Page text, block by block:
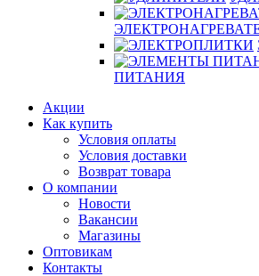
ПИТАНИЯ
Акции
Как купить
Условия оплаты
Условия доставки
Возврат товара
О компании
Новости
Вакансии
Магазины
Оптовикам
Контакты